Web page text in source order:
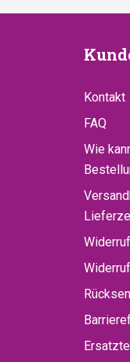
Kontakt
FAQ
Wie